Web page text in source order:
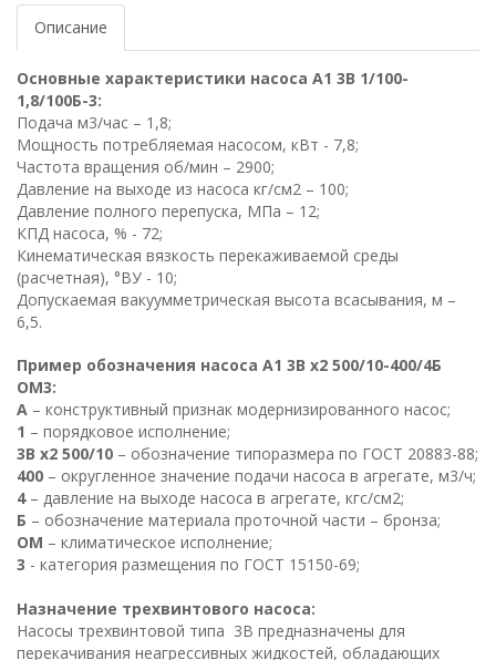
Описание
Основные характеристики насоса А1 3В 1/100-
1,8/100Б-3:
Подача м3/час – 1,8;
Мощность потребляемая насосом, кВт - 7,8;
Частота вращения об/мин – 2900;
Давление на выходе из насоса кг/см2 – 100;
Давление полного перепуска, МПа – 12;
КПД насоса, % - 72;
Кинематическая вязкость перекаживаемой среды
(расчетная), °ВУ - 10;
Допускаемая вакуумметрическая высота всасывания, м –
6,5.
Пример обозначения насоса А1 3В х2 500/10-400/4Б
ОМ3:
А – конструктивный признак модернизированного насос;
1 – порядковое исполнение;
3В х2 500/10 – обозначение типоразмера по ГОСТ 20883-88;
400 – округленное значение подачи насоса в агрегате, м3/ч;
4– давление на выходе насоса в агрегате, кгс/см2;
Б – обозначение материала проточной части – бронза;
ОМ – климатическое исполнение;
3 - категория размещения по ГОСТ 15150-69;
Назначение трехвинтового насоса:
Насосы трехвинтовой типа 3В предназначены для
перекачивания неагрессивных жидкостей, обладающих